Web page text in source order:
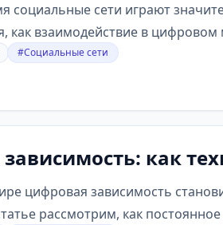
социальные сети играют
как взаимодействие в цифровом
#Социальные сети
как
цифровая зависимость
рассмотрим, как